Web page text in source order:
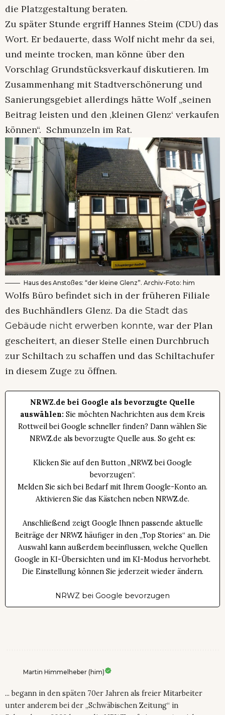
die Platzgestaltung beraten.
Zu später Stunde ergriff Hannes Steim (CDU) das
Wort. Er bedauerte, dass Wolf nicht mehr da sei,
und meinte trocken, man könne über den
Vorschlag Grundstücksverkauf diskutieren. Im
Zusammenhang mit Stadtverschönerung und
Sanierungsgebiet allerdings hätte Wolf „seinen
Beitrag leisten und den ‚kleinen Glenz‘ verkaufen
können“. Schmunzeln im Rat.
Haus des Anstoßes: “der kleine Glenz”. Archiv-Foto: him
Wolfs Büro befindet sich in der früheren Filiale
des Buchhändlers Glenz. Da die Stadt das
Gebäude nicht erwerben konnte, war der Plan
gescheitert, an dieser Stelle einen Durchbruch
zur Schiltach zu schaffen und das Schiltachufer
in diesem Zuge zu öffnen.
NRWZ.de bei Google als bevorzugte Quelle
auswählen: Sie möchten Nachrichten aus dem Kreis
Rottweil bei Google schneller finden? Dann wählen Sie
NRWZ.de als bevorzugte Quelle aus. So geht es:
Klicken Sie auf den Button „NRWZ bei Google
bevorzugen“.
Melden Sie sich bei Bedarf mit Ihrem Google-Konto an.
Aktivieren Sie das Kästchen neben NRWZ.de.
Anschließend zeigt Google Ihnen passende aktuelle
Beiträge der NRWZ häufiger in den „Top Stories“ an. Die
Auswahl kann außerdem beeinflussen, welche Quellen
Google in KI-Übersichten und im KI-Modus hervorhebt.
Die Einstellung können Sie jederzeit wieder ändern.
NRWZ bei Google bevorzugen
Martin Himmelheber (him)
... begann in den späten 70er Jahren als freier Mitarbeiter
unter anderem bei der „Schwäbischen Zeitung“ in